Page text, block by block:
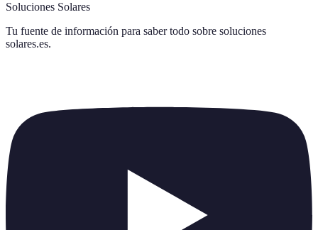
Soluciones Solares
Tu fuente de información para saber todo sobre soluciones
solares.es.